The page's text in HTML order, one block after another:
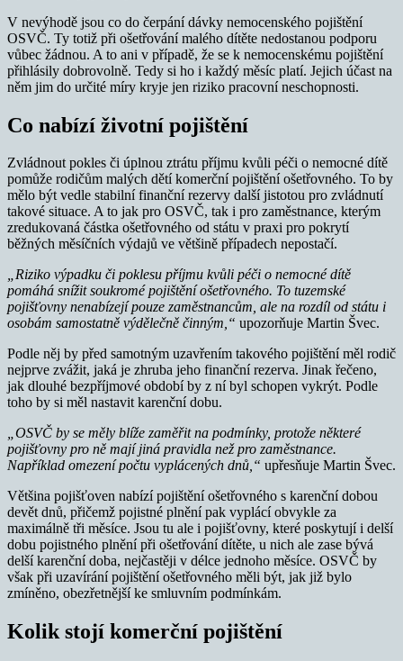
V nevýhodě jsou co do čerpání dávky nemocenského pojištění
OSVČ. Ty totiž při ošetřování malého dítěte nedostanou podporu
vůbec žádnou. A to ani v případě, že se k nemocenskému pojištění
přihlásily dobrovolně. Tedy si ho i každý měsíc platí. Jejich účast na
něm jim do určité míry kryje jen riziko pracovní neschopnosti.
Co nabízí životní pojištění
Zvládnout pokles či úplnou ztrátu příjmu kvůli péči o nemocné dítě
pomůže rodičům malých dětí komerční pojištění ošetřovného. To by
mělo být vedle stabilní finanční rezervy další jistotou pro zvládnutí
takové situace. A to jak pro OSVČ, tak i pro zaměstnance, kterým
zredukovaná částka ošetřovného od státu v praxi pro pokrytí
běžných měsíčních výdajů ve většině případech nepostačí.
„Riziko výpadku či poklesu příjmu kvůli péči o nemocné dítě
pomáhá snížit soukromé pojištění ošetřovného. To tuzemské
pojišťovny nenabízejí pouze zaměstnancům, ale na rozdíl od státu i
osobám samostatně výdělečně činným,“ upozorňuje Martin Švec.
Podle něj by před samotným uzavřením takového pojištění měl rodič
nejprve zvážit, jaká je zhruba jeho finanční rezerva. Jinak řečeno,
jak dlouhé bezpříjmové období by z ní byl schopen vykrýt. Podle
toho by si měl nastavit karenční dobu.
„OSVČ by se měly blíže zaměřit na podmínky, protože některé
pojišťovny pro ně mají jiná pravidla než pro zaměstnance.
Například omezení počtu vyplácených dnů,“ upřesňuje Martin Švec.
Většina pojišťoven nabízí pojištění ošetřovného s karenční dobou
devět dnů, přičemž pojistné plnění pak vyplácí obvykle za
maximálně tři měsíce. Jsou tu ale i pojišťovny, které poskytují i delší
dobu pojistného plnění při ošetřování dítěte, u nich ale zase bývá
delší karenční doba, nejčastěji v délce jednoho měsíce. OSVČ by
však při uzavírání pojištění ošetřovného měli být, jak již bylo
zmíněno, obezřetnější ke smluvním podmínkám.
Kolik stojí komerční pojištění